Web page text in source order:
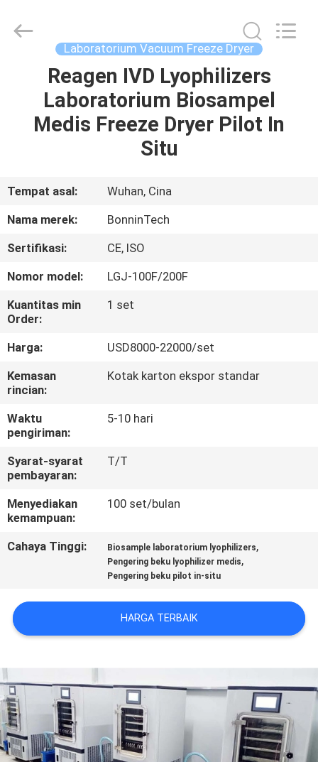
RUMAH
PRODUK
TENTANG
TUR
PABRIK
KONTROL
KUALITAS
HUBUNGI
KAMI
PERMINTAAN
PENAWARAN
SITEMAP
PRIVACY
POLICY
Rights
Laboratorium Vacuum Freeze Dryer
Reagen IVD Lyophilizers
Laboratorium Biosampel
Medis Freeze Dryer Pilot In
Situ
Tempat asal:
Wuhan, Cina
Nama merek:
BonninTech
Sertifikasi:
CE, ISO
Nomor model:
LGJ-100F/200F
Kuantitas min
Order:
1 set
Harga:
USD8000-22000/set
Kemasan
rincian:
Kotak karton ekspor standar
Waktu
pengiriman:
5-10 hari
Syarat-syarat
pembayaran:
T/T
Menyediakan
kemampuan:
100 set/bulan
Cahaya Tinggi: Biosample laboratorium lyophilizers,
Pengering beku lyophilizer medis,
Pengering beku pilot in-situ
HARGA TERBAIK